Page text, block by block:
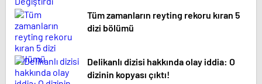
Tüm zamanların reyting rekoru kıran 5
dizi bölümü
Delikanlı dizisi hakkında olay iddia: O
dizinin kopyası çıktı!